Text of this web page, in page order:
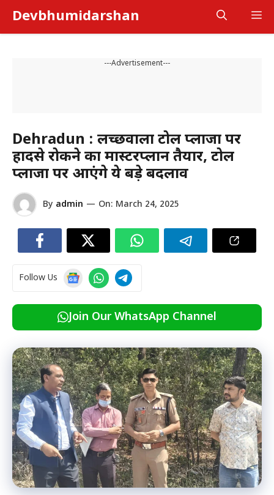
content
Devbhumidarshan
---Advertisement---
Dehradun : लच्छीवाला टोल प्लाजा पर
हादसे रोकने का मास्टरप्लान तैयार, टोल
प्लाजा पर आएंगे ये बड़े बदलाव
By admin — On: March 24, 2025
Follow Us
Join Our WhatsApp Channel